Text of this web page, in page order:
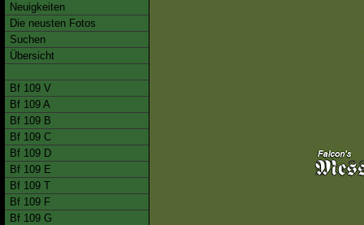
Neuigkeiten
Die neusten Fotos
Suchen
Übersicht
Bf 109 V
Bf 109 A
Bf 109 B
Bf 109 C
Bf 109 D
Bf 109 E
Bf 109 T
Bf 109 F
Bf 109 G